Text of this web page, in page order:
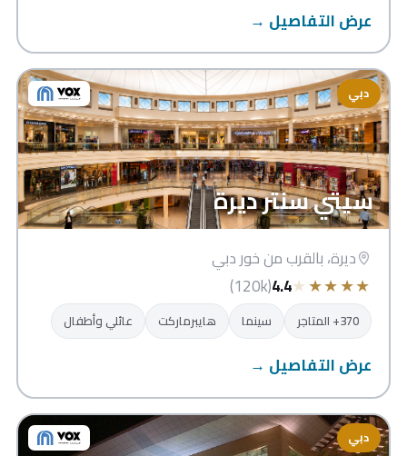
عرض التفاصيل →
دبي
سيتي سنتر ديرة
ديرة، بالقرب من خور دبي
★
★
★
★
★
4.4
(120k)
370+ المتاجر سينما هايبرماركت عائلي وأطفال
عرض التفاصيل →
دبي